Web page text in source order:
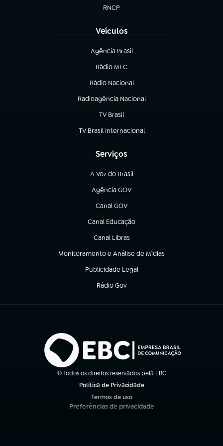
RNCP
(abre em nova aba)
Veículos
Agência Brasil
(abre em nova aba)
Rádio MEC
(abre em nova aba)
Rádio Nacional
Radioagência Nacional
(abre em nova aba)
TV Brasil
(abre em nova aba)
TV Brasil Internacional
(abre em nova aba)
Serviços
A Voz do Brasil
(abre em nova aba)
Agência GOV
(abre em nova aba)
Canal GOV
(abre em nova aba)
Canal Educação
(abre em nova aba)
Canal Libras
(abre em nova aba)
Monitoramento e Análise de Mídias
(abre em nova aba)
Publicidade Legal
(abre em nova aba)
Rádio Gov
(abre em nova aba)
© Todos os direitos reservados pela EBC
Política de Privacidade
Termos de uso
(abre em nova aba)
Preferências de privacidade